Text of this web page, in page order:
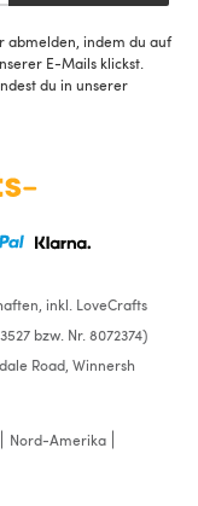
abmelden, indem du auf
E-Mails klickst.
du in unserer
inkl. LoveCrafts
bzw. Nr. 8072374)
Road, Winnersh
Nord-Amerika